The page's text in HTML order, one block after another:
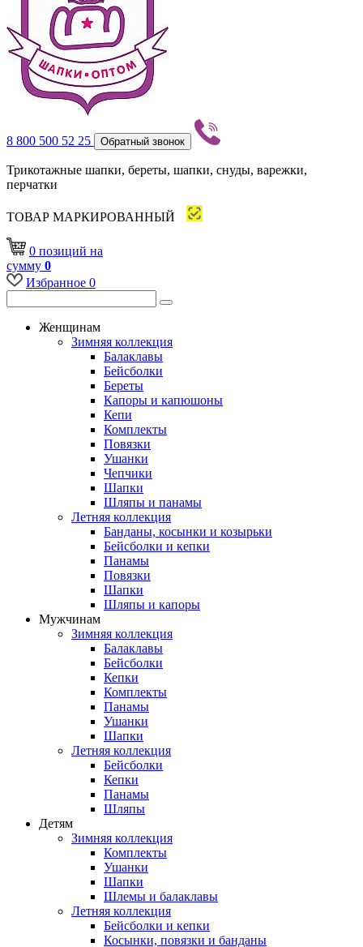
8 800 500 52 25 Обратный звонок
Трикотажные шапки, береты, шапки, снуды, варежки,
перчатки
ТОВАР МАРКИРОВАННЫЙ
0 позиций на
сумму 0
Избранное 0
Женщинам
Зимняя коллекция
Балаклавы
Бейсболки
Береты
Капоры и капюшоны
Кепи
Комплекты
Повязки
Ушанки
Чепчики
Шапки
Шляпы и панамы
Летняя коллекция
Банданы, косынки и козырьки
Бейсболки и кепки
Панамы
Повязки
Шапки
Шляпы и капоры
Мужчинам
Зимняя коллекция
Балаклавы
Бейсболки
Кепки
Комплекты
Панамы
Ушанки
Шапки
Летняя коллекция
Бейсболки
Кепки
Панамы
Шляпы
Детям
Зимняя коллекция
Комплекты
Ушанки
Шапки
Шлемы и балаклавы
Летняя коллекция
Бейсболки и кепки
Косынки, повязки и банданы